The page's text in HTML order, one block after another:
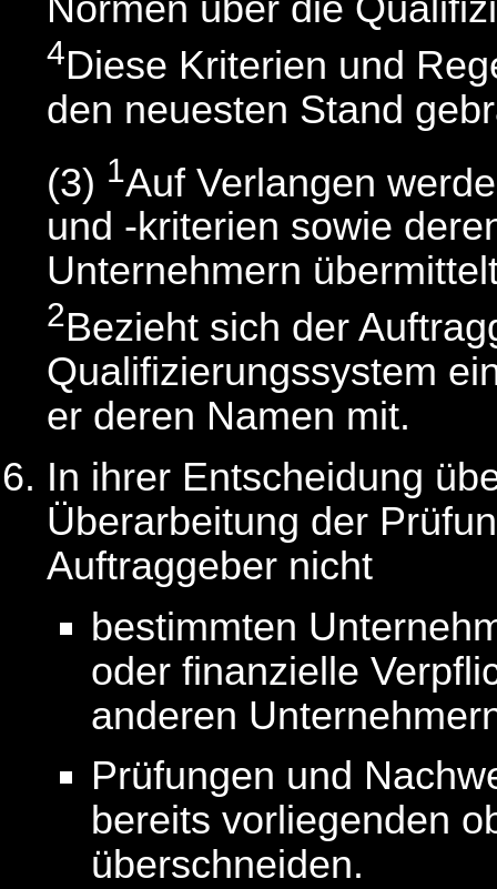
4Diese Kriterien und
den neuesten Stand
(3) 1Auf Verlangen
und -kriterien sowie
Unternehmern
2Bezieht sich der
Qualifizierungssystem
er deren Namen mit.
In ihrer Entscheidung
Überarbeitung der
Auftraggeber nicht
bestimmten
oder finanzielle
anderen
Prüfungen und
bereits vorliegenden
überschneiden.